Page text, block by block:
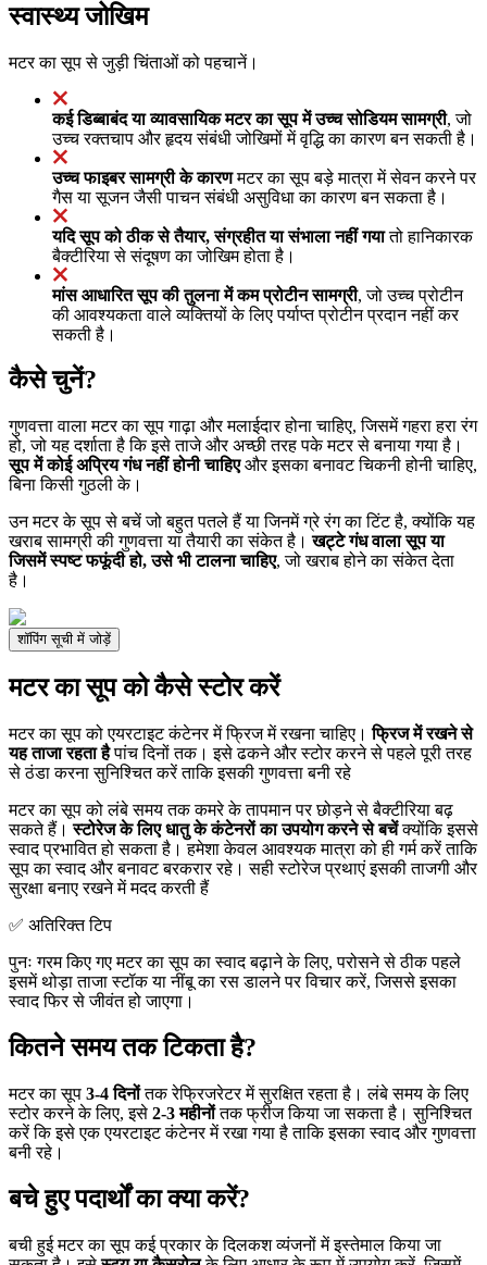
स्वास्थ्य जोखिम
मटर का सूप से जुड़ी चिंताओं को पहचानें।
कई डिब्बाबंद या व्यावसायिक मटर का सूप में उच्च सोडियम सामग्री, जो
उच्च रक्तचाप और हृदय संबंधी जोखिमों में वृद्धि का कारण बन सकती है।
उच्च फाइबर सामग्री के कारणमटर का सूप बड़े मात्रा में सेवन करने पर
गैस या सूजन जैसी पाचन संबंधी असुविधा का कारण बन सकता है।
यदि सूप को ठीक से तैयार, संग्रहीत या संभाला नहीं गयातो हानिकारक
बैक्टीरिया से संदूषण का जोखिम होता है।
मांस आधारित सूप की तुलना में कम प्रोटीन सामग्री, जो उच्च प्रोटीन
की आवश्यकता वाले व्यक्तियों के लिए पर्याप्त प्रोटीन प्रदान नहीं कर
सकती है।
कैसे चुनें?
गुणवत्ता वाला मटर का सूप गाढ़ा और मलाईदार होना चाहिए, जिसमें गहरा हरा रंग
हो, जो यह दर्शाता है कि इसे ताजे और अच्छी तरह पके मटर से बनाया गया है।
सूप में कोई अप्रिय गंध नहीं होनी चाहिएऔर इसका बनावट चिकनी होनी चाहिए,
बिना किसी गुठली के।
उन मटर के सूप से बचें जो बहुत पतले हैं या जिनमें ग्रे रंग का टिंट है, क्योंकि यह
खराब सामग्री की गुणवत्ता या तैयारी का संकेत है।खट्टे गंध वाला सूप या
जिसमें स्पष्ट फफूंदी हो, उसे भी टालना चाहिए, जो खराब होने का संकेत देता
है।
शॉपिंग सूची में जोड़ें
मटर का सूप को कैसे स्टोर करें
मटर का सूप को एयरटाइट कंटेनर में फ्रिज में रखना चाहिए।फ्रिज में रखने से
यह ताजा रहता हैपांच दिनों तक। इसे ढकने और स्टोर करने से पहले पूरी तरह
से ठंडा करना सुनिश्चित करें ताकि इसकी गुणवत्ता बनी रहे
मटर का सूप को लंबे समय तक कमरे के तापमान पर छोड़ने से बैक्टीरिया बढ़
सकते हैं।स्टोरेज के लिए धातु के कंटेनरों का उपयोग करने से बचेंक्योंकि इससे
स्वाद प्रभावित हो सकता है। हमेशा केवल आवश्यक मात्रा को ही गर्म करें ताकि
सूप का स्वाद और बनावट बरकरार रहे। सही स्टोरेज प्रथाएं इसकी ताजगी और
सुरक्षा बनाए रखने में मदद करती हैं
✅ अतिरिक्त टिप
पुनः गरम किए गए मटर का सूप का स्वाद बढ़ाने के लिए, परोसने से ठीक पहले
इसमें थोड़ा ताजा स्टॉक या नींबू का रस डालने पर विचार करें, जिससे इसका
स्वाद फिर से जीवंत हो जाएगा।
कितने समय तक टिकता है?
मटर का सूप 3-4 दिनोंतक रेफ्रिजरेटर में सुरक्षित रहता है। लंबे समय के लिए
स्टोर करने के लिए, इसे 2-3 महीनोंतक फ्रीज किया जा सकता है। सुनिश्चित
करें कि इसे एक एयरटाइट कंटेनर में रखा गया है ताकि इसका स्वाद और गुणवत्ता
बनी रहे।
बचे हुए पदार्थों का क्या करें?
बची हुई मटर का सूप कई प्रकार के दिलकश व्यंजनों में इस्तेमाल किया जा